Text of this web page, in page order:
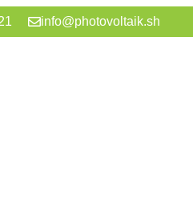
info@photovoltaik.sh